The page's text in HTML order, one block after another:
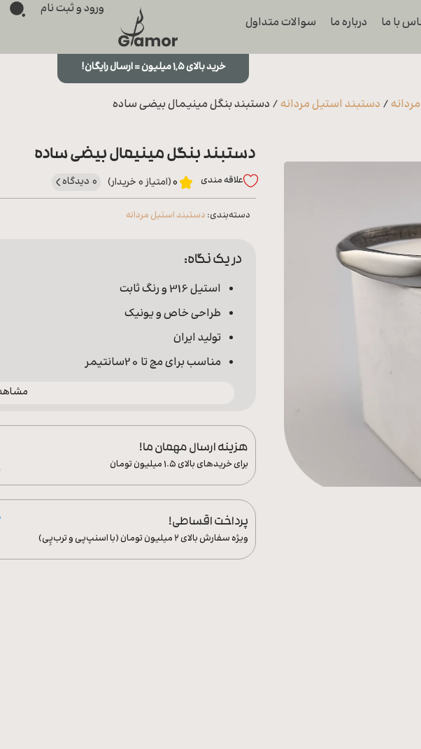
با ما درباره ما سوالات متداول
ورود و ثبت نام
خرید بالای ۱,۵ میلیون = ارسال رایگان!
/ دستبند استیل مردانه/ دستبند بنگل مینیمال بیضی ساده
دستبند بنگل مینیمال بیضی ساده
علاقه‌ مندی 0(امتیاز 0 خریدار) 0 دیدگاه
دسته‌بندی: دستبند استیل مردانه
در یک نگاه:
استیل 316 و رنگ ثابت
طراحی خاص و یونیک
تولید ایران
مناسب برای مچ تا 20سانتیمر
هزینه ارسال مهمان ما!
برای خریدهای بالای ۱.۵ میلیون تومان
پرداخت اقساطی!
ویژه سفارش‌ بالای ۲ میلیون تومان (با اسنپ‌پی و ترب‌پِی)